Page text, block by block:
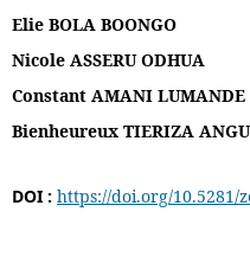
Elie BOLA BOONGO
Nicole ASSERU ODHUA
Constant AMANI LUMANDE
Bienheureux TIERIZA
DOI : https://doi.org/10.5281/